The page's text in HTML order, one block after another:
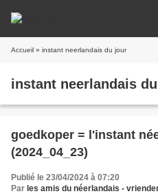
Accueil » instant neerlandais du jour
instant neerlandais
goedkoper = l'instant
(2024_04_23)
Publié le 23/04/2024 à 07:20
Par les amis du néerlandais -